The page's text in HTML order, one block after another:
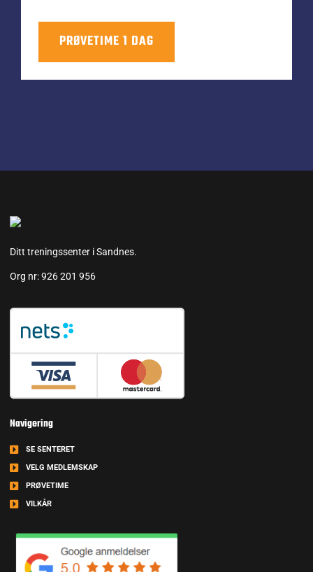
PRØVETIME 1 DAG
Ditt treningssenter i Sandnes.
Org nr: 926 201 956
Navigering
SE SENTERET
VELG MEDLEMSKAP
PRØVETIME
VILKÅR